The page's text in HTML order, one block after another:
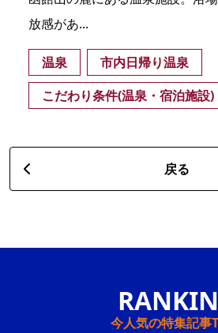
放感があ...
温泉
市内日帰り温泉
こだわり条件(温泉・宿泊施設)
戻る
今人気の特集記事